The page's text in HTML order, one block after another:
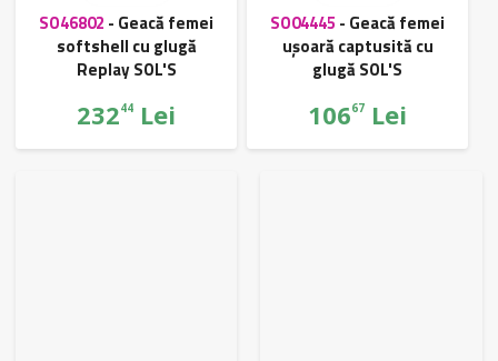
SO46802 - Geacă femei
softshell cu glugă
Replay SOL'S
23244 Lei
SO04445 - Geacă femei
ușoară captusită cu
glugă SOL'S
10667 Lei